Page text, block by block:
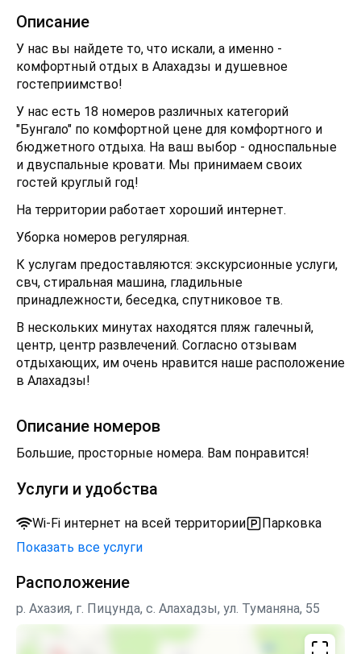
Описание
У нас вы найдете то, что искали, а именно -
комфортный отдых в Алахадзы и душевное
гостеприимство!
У нас есть 18 номеров различных категорий
"Бунгало" по комфортной цене для комфортного и
бюджетного отдыха. На ваш выбор - односпальные
и двуспальные кровати. Мы принимаем своих
гостей круглый год!
На территории работает хороший интернет.
Уборка номеров регулярная.
К услугам предоставляются: экскурсионные услуги,
свч, стиральная машина, гладильные
принадлежности, беседка, спутниковое тв.
В нескольких минутах находятся пляж галечный,
центр, центр развлечений. Согласно отзывам
отдыхающих, им очень нравится наше расположение
в Алахадзы!
Описание номеров
Большие, просторные номера. Вам понравится!
Услуги и удобства
Wi-Fi интернет на всей территории
Парковка
Показать все услуги
Расположение
р. Ахазия, г. Пицунда, с. Алахадзы, ул. Туманяна, 55